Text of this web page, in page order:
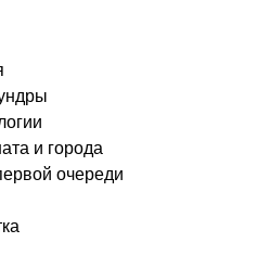
и города
очереди